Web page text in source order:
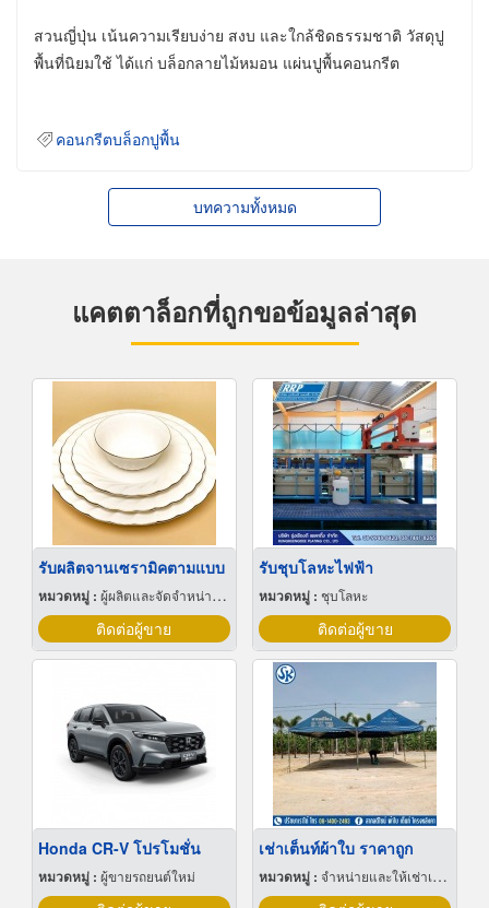
สวนญี่ปุ่น เน้นความเรียบง่าย สงบ และใกล้ชิดธรรมชาติ วัสดุปู
พื้นที่นิยมใช้ ได้แก่ บล็อกลายไม้หมอน แผ่นปูพื้นคอนกรีต
คอนกรีตบล็อกปูพื้น
บทความทั้งหมด
แคตตาล็อกที่ถูกขอข้อมูลล่าสุด
รับผลิตจานเซรามิคตามแบบ
หมวดหมู่ : ผู้ผลิตและจัดจำหน่ายกระเบื้องเซรามิก
ติดต่อผู้ขาย
รับชุบโลหะไฟฟ้า
หมวดหมู่ : ชุบโลหะ
ติดต่อผู้ขาย
Honda CR-V โปรโมชั่น
หมวดหมู่ : ผู้ขายรถยนต์ใหม่
เช่าเต็นท์ผ้าใบ ราคาถูก
หมวดหมู่ : จำหน่ายและให้เช่าเต็นท์